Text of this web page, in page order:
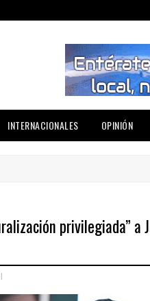
INTERNACIONALES OPINIÓN
privilegiada” a